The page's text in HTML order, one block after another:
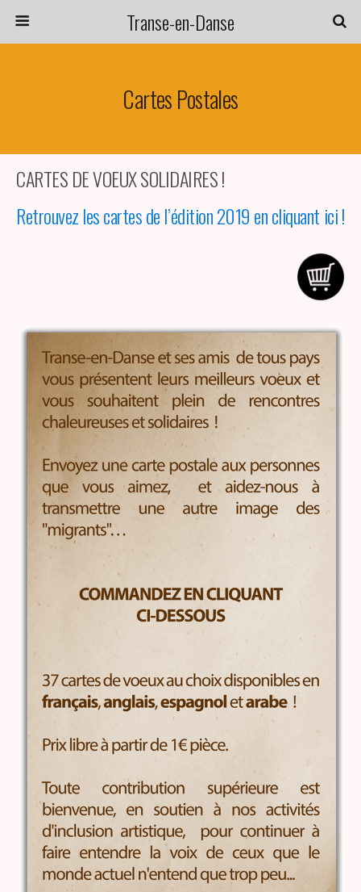
Transe-en-Danse
Cartes Postales
CARTES DE VOEUX SOLIDAIRES !
Retrouvez les cartes de l’édition 2019 en cliquant ici !